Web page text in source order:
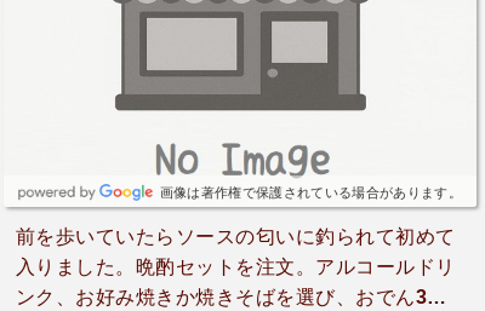
画像は著作権で保護されている場合があります。
前を歩いていたらソースの匂いに釣られて初めて
入りました。晩酌セットを注文。アルコールドリ
ンク、お好み焼きか焼きそばを選び、おでん3種